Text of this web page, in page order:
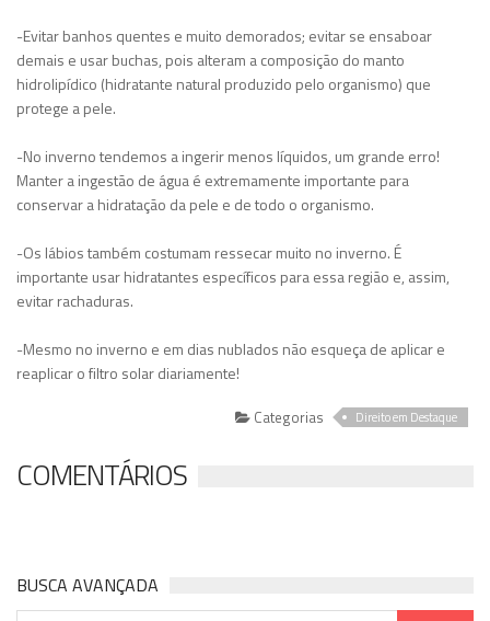
-Evitar banhos quentes e muito demorados; evitar se ensaboar
demais e usar buchas, pois alteram a composição do manto
hidrolipídico (hidratante natural produzido pelo organismo) que
protege a pele.
-No inverno tendemos a ingerir menos líquidos, um grande erro!
Manter a ingestão de água é extremamente importante para
conservar a hidratação da pele e de todo o organismo.
-Os lábios também costumam ressecar muito no inverno. É
importante usar hidratantes específicos para essa região e, assim,
evitar rachaduras.
-Mesmo no inverno e em dias nublados não esqueça de aplicar e
reaplicar o filtro solar diariamente!
Categorias Direito em Destaque
COMENTÁRIOS
BUSCA AVANÇADA